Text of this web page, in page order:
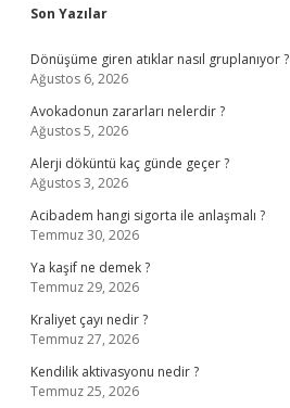
Sidebar
Son Yazılar
Dönüşüme giren atıklar nasıl gruplanıyor ?
Ağustos 6, 2026
Avokadonun zararları nelerdir ?
Ağustos 5, 2026
Alerji döküntü kaç günde geçer ?
Ağustos 3, 2026
Acibadem hangi sigorta ile anlaşmalı ?
Temmuz 30, 2026
Ya kaşif ne demek ?
Temmuz 29, 2026
Kraliyet çayı nedir ?
Temmuz 27, 2026
Kendilik aktivasyonu nedir ?
Temmuz 25, 2026